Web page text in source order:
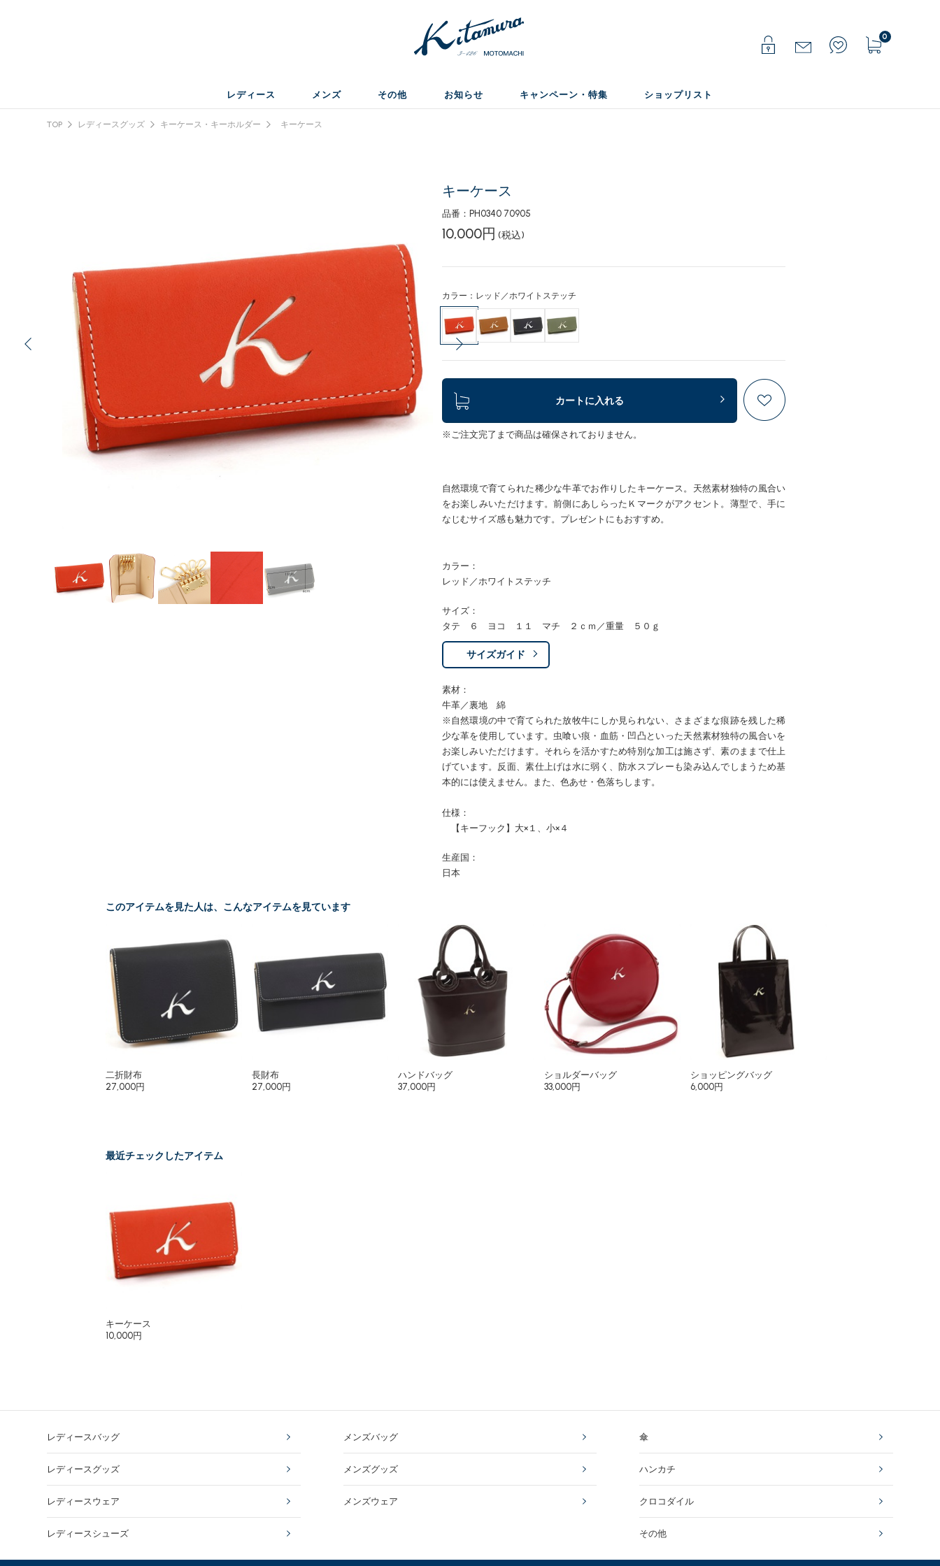
0
レディース メンズ その他 お知らせ キャンペーン・特集 ショップリスト
TOP レディースグッズ キーケース・キーホルダー キーケース
キーケース
品番：PH0340 70905
10,000円 (税込)
カラー：レッド／ホワイトステッチ
カートに入れる
※ご注文完了まで商品は確保されておりません。
自然環境で育てられた稀少な牛革でお作りしたキーケース。天然素材独特の風合い
をお楽しみいただけます。前側にあしらったＫマークがアクセント。薄型で、手に
なじむサイズ感も魅力です。プレゼントにもおすすめ。
カラー：
レッド／ホワイトステッチ
サイズ：
タテ ６ ヨコ １１ マチ ２ｃｍ／重量 ５０ｇ
サイズガイド
素材：
牛革／裏地 綿
※自然環境の中で育てられた放牧牛にしか見られない、さまざまな痕跡を残した稀
少な革を使用しています。虫喰い痕・血筋・凹凸といった天然素材独特の風合いを
お楽しみいただけます。それらを活かすため特別な加工は施さず、素のままで仕上
げています。反面、素仕上げは水に弱く、防水スプレーも染み込んでしまうため基
本的には使えません。また、色あせ・色落ちします。
仕様：
【キーフック】大×１、小×４
生産国：
日本
このアイテムを見た人は、こんなアイテムを見ています
二折財布
27,000円
長財布
27,000円
ハンドバッグ
37,000円
ショルダーバッグ
33,000円
ショッピングバッグ
6,000円
最近チェックしたアイテム
キーケース
10,000円
レディースバッグ
レディースグッズ
レディースウェア
レディースシューズ
メンズバッグ
メンズグッズ
メンズウェア
傘
ハンカチ
クロコダイル
その他